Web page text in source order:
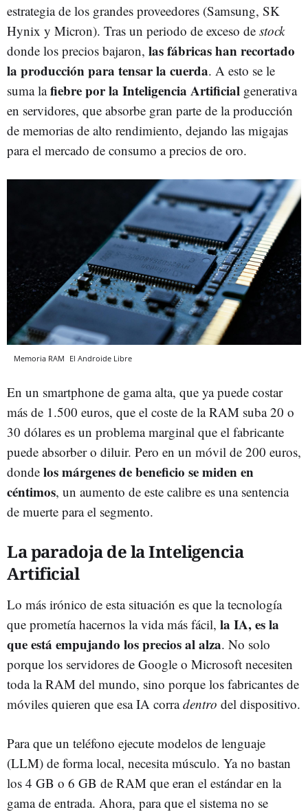
estrategia de los grandes proveedores (Samsung, SK
Hynix y Micron). Tras un periodo de exceso de stock
donde los precios bajaron, las fábricas han recortado
la producción para tensar la cuerda. A esto se le
suma lafiebre por la Inteligencia Artificial generativa
en servidores, que absorbe gran parte de la producción
de memorias de alto rendimiento, dejando las migajas
para el mercado de consumo a precios de oro.
Memoria RAM El Androide Libre
En un smartphone de gama alta, que ya puede costar
más de 1.500 euros, que el coste de la RAM suba 20 o
30 dólares es un problema marginal que el fabricante
puede absorber o diluir. Pero en un móvil de 200 euros,
donde los márgenes de beneficio se miden en
céntimos, un aumento de este calibre es una sentencia
de muerte para el segmento.
La paradoja de la Inteligencia
Artificial
Lo más irónico de esta situación es que la tecnología
que prometía hacernos la vida más fácil, la IA, es la
que está empujando los precios al alza. No solo
porque los servidores de Google o Microsoft necesiten
toda la RAM del mundo, sino porque los fabricantes de
móviles quieren que esa IA corradentro del dispositivo.
Para que un teléfono ejecute modelos de lenguaje
(LLM) de forma local, necesita músculo. Ya no bastan
los 4 GB o 6 GB de RAM que eran el estándar en la
gama de entrada. Ahora, para que el sistema no se